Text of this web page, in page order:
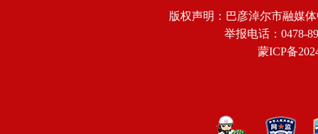
版权声明：巴彦淖尔市融媒
举报电话：0478-
蒙ICP备